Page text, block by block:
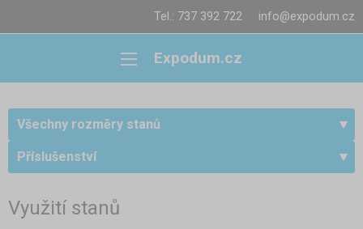
Tel.: 737 392 722 info@expodum.cz
Expodum.cz
Všechny rozměry stanů
Příslušenství
Využití stanů